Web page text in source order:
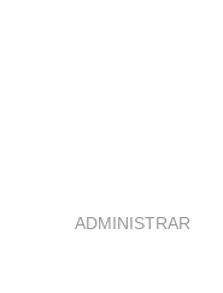
ADMINISTRAR